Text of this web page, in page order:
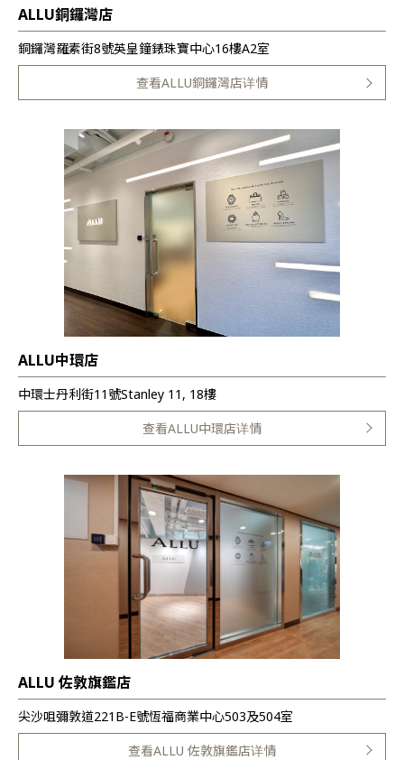
ALLU銅鑼灣店
銅鑼灣羅素街8號英皇鐘錶珠寶中心16樓A2室
查看ALLU銅鑼灣店详情
ALLU中環店
中環士丹利街11號Stanley 11, 18樓
查看ALLU中環店详情
ALLU 佐敦旗鑑店
尖沙咀彌敦道221B-E號恆福商業中心503及504室
查看ALLU 佐敦旗鑑店详情